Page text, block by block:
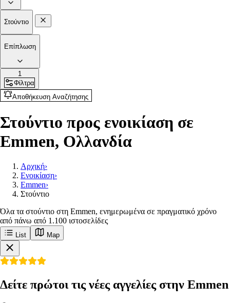
Στούντιο
Επίπλωση
1
Φίλτρα
Αποθήκευση Αναζήτησης
Στούντιο προς ενοικίαση σε
Emmen, Ολλανδία
Αρχική›
Ενοικίαση›
Emmen›
Στούντιο
Όλα τα στούντιο στη Emmen, ενημερωμένα σε πραγματικό χρόνο
από πάνω από 1.100 ιστοσελίδες
List Map
Δείτε πρώτοι τις νέες αγγελίες στην Emmen